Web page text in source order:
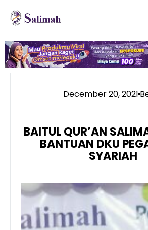
December 20, 2021
BAITUL QUR’AN
BANTUAN DKU
SYARIAH